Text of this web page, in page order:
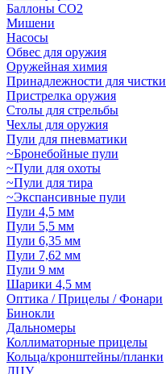
Баллоны СО2
Мишени
Насосы
Обвес для оружия
Оружейная химия
Принадлежности для чистки
Пристрелка оружия
Столы для стрельбы
Чехлы для оружия
Пули для пневматики
~Бронебойные пули
~Пули для охоты
~Пули для тира
~Экспансивные пули
Пули 4,5 мм
Пули 5,5 мм
Пули 6,35 мм
Пули 7,62 мм
Пули 9 мм
Шарики 4,5 мм
Оптика / Прицелы / Фонари
Бинокли
Дальномеры
Коллиматорные прицелы
Кольца/кронштейны/планки
ЛЦУ